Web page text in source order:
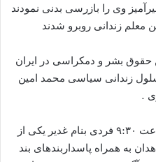
وی را بازرسی بدنی نمودند
معلم زندانی روبرو شدند
حقوق بشر و دمکراسی در ایران
زندانی سیاسی محمد امین
.
روز سه شنبه ۱۱ آذرماه حوالی ساعت ۹:۳۰ فردی بنام غدیر یکی از
به همراه پاسداربندهای بند